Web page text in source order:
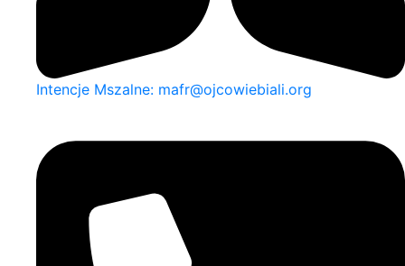
Intencje Mszalne: mafr@ojcowiebiali.org